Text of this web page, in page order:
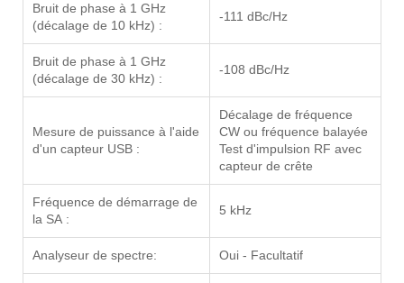
Bruit de phase à 1 GHz
(décalage de 10 kHz) :
-111 dBc/Hz
Bruit de phase à 1 GHz
(décalage de 30 kHz) :
-108 dBc/Hz
Mesure de puissance à l'aide
d'un capteur USB :
Décalage de fréquence
CW ou fréquence balayée
Test d'impulsion RF avec
capteur de crête
Fréquence de démarrage de
la SA :
5 kHz
Analyseur de spectre: Oui - Facultatif